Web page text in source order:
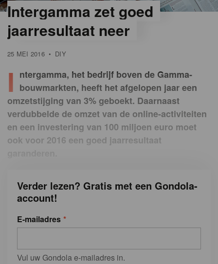
Intergamma zet goed
jaarresultaat neer
25 MEI 2016 • DIY
I ntergamma, het bedrijf boven de Gamma-
bouwmarkten, heeft het afgelopen jaar een
omzetstijging van 3% geboekt. Daarnaast
verdubbelde de omzet van de online-activiteiten
en een investering van 100 miljoen euro moet
ook voor 2016 een goed jaarresultaat
Verder lezen? Gratis met een Gondola-
account!
E-mailadres
Vul uw Gondola e-mailadres in.